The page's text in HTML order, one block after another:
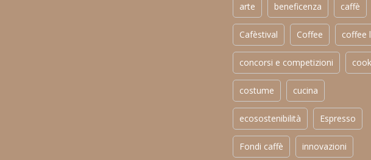
arte beneficenza caffè
Cafèstival Coffee coffee
concorsi e competizioni
costume cucina
ecosostenibilità Espresso
Fondi caffè innovazioni